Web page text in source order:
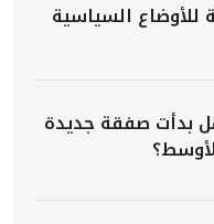
للأوضاع السياسية
بدأت صفقة جديدة